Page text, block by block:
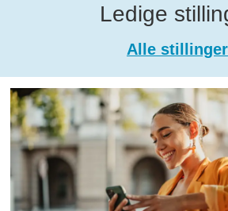
Ledige
Alle stillinger